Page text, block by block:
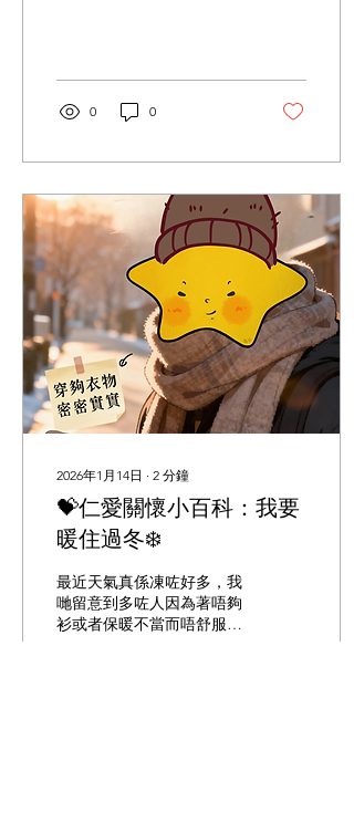
0 0
2026年1月14日 ∙ 2 分鐘
💝仁愛關懷小百科：我要
暖住過冬❄️
最近天氣真係凍咗好多，我
哋留意到多咗人因為著唔夠
衫或者保暖不當而唔舒服。